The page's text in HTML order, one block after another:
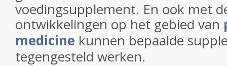
voedingsupplement. En ook met
ontwikkelingen op het gebied van
medicine kunnen bepaalde
tegengesteld werken.